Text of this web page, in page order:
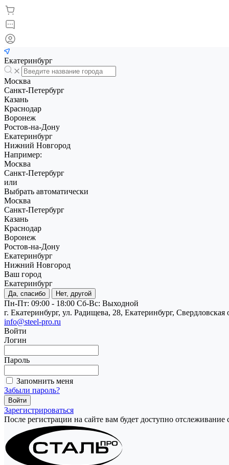
Екатеринбург
Москва
Санкт-Петербург
Казань
Краснодар
Воронеж
Ростов-на-Дону
Екатеринбург
Нижний Новгород
Например:
Москва
Санкт-Петербург
или
Выбрать автоматически
Москва
Санкт-Петербург
Казань
Краснодар
Воронеж
Ростов-на-Дону
Екатеринбург
Нижний Новгород
Ваш город
Екатеринбург
Да, спасибо Нет, другой
Пн-Пт: 09:00 - 18:00 Cб-Вс: Выходной
г. Екатеринбург, ул. Радищева, 28, Екатеринбург, Свердловская
info@steel-pro.ru
Войти
Логин
Пароль
Запомнить меня
Забыли пароль?
Зарегистрироваться
После регистрации на сайте вам будет доступно